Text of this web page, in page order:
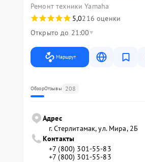
Ремонт техники Yamaha
5,0216 оценки
Открыто до 21:00
Маршрут
ОбзорОтзывы 208
Адрес
г. Стерлитамак, ул. Мира, 2Б
Контакты
+7 (800) 301-55-83
+7 (800) 301-55-83